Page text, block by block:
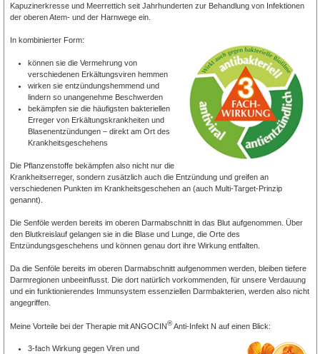
Kapuzinerkresse und Meerrettich seit Jahrhunderten zur Behandlung von Infektionen
der oberen Atem- und der Harnwege ein.
In kombinierter Form:
können sie die Vermehrung von
verschiedenen Erkältungsviren hemmen
wirken sie entzündungshemmend und
lindern so unangenehme Beschwerden
bekämpfen sie die häufigsten bakteriellen
Erreger von Erkältungskrankheiten und
Blasenentzündungen – direkt am Ort des
Krankheitsgeschehens
Die Pflanzenstoffe bekämpfen also nicht nur die
Krankheitserreger, sondern zusätzlich auch die Entzündung und greifen an
verschiedenen Punkten im Krankheitsgeschehen an (auch Multi-Target-Prinzip
genannt).
Die Senföle werden bereits im oberen Darmabschnitt in das Blut aufgenommen. Über
den Blutkreislauf gelangen sie in die Blase und Lunge, die Orte des
Entzündungsgeschehens und können genau dort ihre Wirkung entfalten.
Da die Senföle bereits im oberen Darmabschnitt aufgenommen werden, bleiben tiefere
Darmregionen unbeeinflusst. Die dort natürlich vorkommenden, für unsere Verdauung
und ein funktionierendes Immunsystem essenziellen Darmbakterien, werden also nicht
angegriffen.
Meine Vorteile bei der Therapie mit ANGOCIN®Anti-Infekt N auf einen Blick:
3-fach Wirkung gegen Viren und